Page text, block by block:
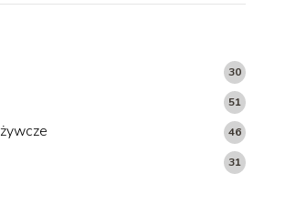
30
51
46
31